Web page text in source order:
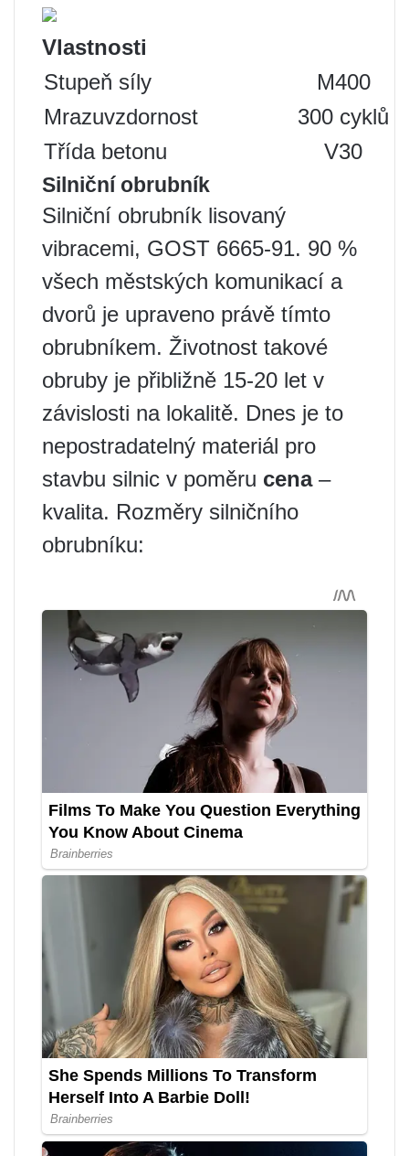
Vlastnosti
Stupeň síly
M400
Mrazuvzdornost
300 cyklů
Třída betonu
V30
Silniční obrubník
Silniční obrubník lisovaný
vibracemi, GOST 6665-91. 90 %
všech městských komunikací a
dvorů je upraveno právě tímto
obrubníkem. Životnost takové
obruby je přibližně 15-20 let v
závislosti na lokalitě. Dnes je to
nepostradatelný materiál pro
stavbu silnic v poměru cena–
kvalita. Rozměry silničního
obrubníku: